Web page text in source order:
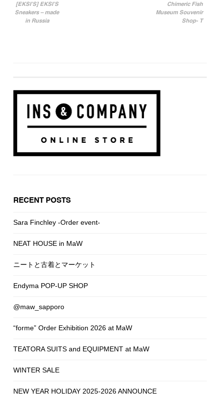
投稿ナビゲーション
[EKSI’S] EKSI’S
Sneakers – made
in Russia
Chimeric Fish
Museum Souvenir
Shop- T
RECENT POSTS
Sara Finchley -Order event-
NEAT HOUSE in MaW
ニートと古着とマーケット
Endyma POP-UP SHOP
@maw_sapporo
“forme” Order Exhibition 2026 at MaW
TEATORA SUITS and EQUIPMENT at MaW
WINTER SALE
NEW YEAR HOLIDAY 2025-2026 ANNOUNCE